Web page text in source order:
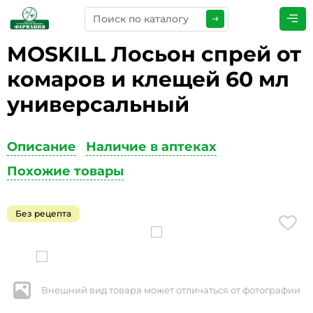
MOSKILL Лосьон спрей от
комаров и клещей 60 мл
универсальный
Описание
Наличие в аптеках
Похожие товары
Без рецепта
Внешний вид товара может отличаться от фотографии
ПРЕДСТАВЬТЕСЬ *